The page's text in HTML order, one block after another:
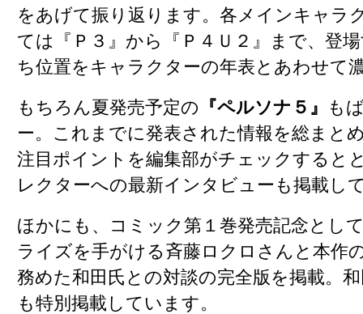
をあげて振り返ります。各メインキャラ
ては『Ｐ３』から『Ｐ４Ｕ２』まで、登
ち位置をキャラクターの年表とあわせて
もちろん夏発売予定の 『ペルソナ５』
も
ー。これまでに発表された情報を総まと
注目ポイントを編集部がチェックすると
レクターへの最新インタビューも掲載し
ほかにも、コミック第１巻発売記念とし
ライズを手がける斉藤ロクロさんと本作
務めた和田氏との対談の完全版を掲載。
も特別掲載しています。